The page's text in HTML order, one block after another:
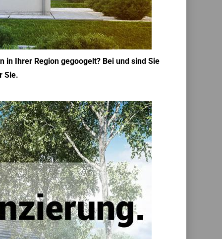
Ihrer Region gegoogelt? Bei und sind Sie
Sie.